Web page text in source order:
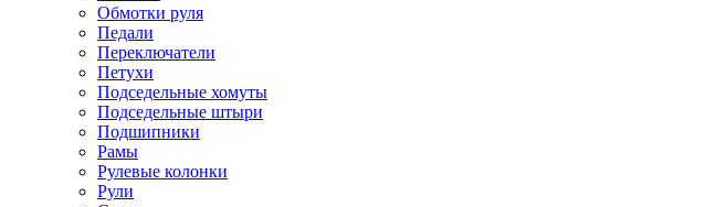
Обмотки руля
Педали
Переключатели
Петухи
Подседельные хомуты
Подседельные штыри
Подшипники
Рамы
Рулевые колонки
Рули